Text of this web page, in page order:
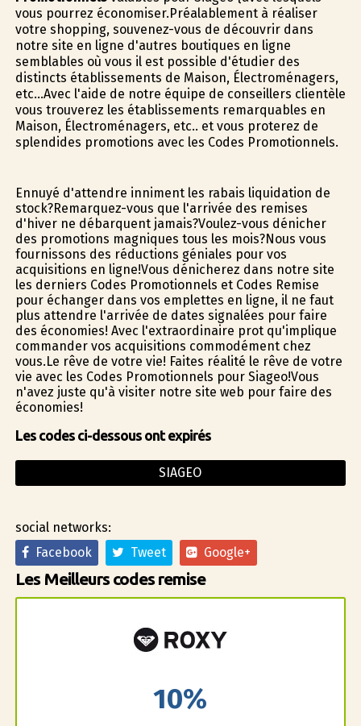
vous pourrez économiser.Préalablement à réaliser
votre shopping, souvenez-vous de découvrir dans
notre site en ligne d'autres boutiques en ligne
semblables où vous il est possible d'étudier des
distincts établissements de Maison, Électroménagers,
etc...Avec l'aide de notre équipe de conseillers clientèle
vous trouverez les établissements remarquables en
Maison, Électroménagers, etc.. et vous profiterez de
splendides promotions avec les Codes Promotionnels.
Ennuyé d'attendre infiniment les rabais liquidation de
stock?Remarquez-vous que l'arrivée des remises
d'hiver ne débarquent jamais?Voulez-vous dénicher
des promotions magnifiques tous les mois?Nous vous
fournissons des réductions géniales pour vos
acquisitions en ligne!Vous dénicherez dans notre site
les derniers Codes Promotionnels et Codes Remise
pour échanger dans vos emplettes en ligne, il ne faut
plus attendre l'arrivée de dates signalées pour faire
des économies! Avec l'extraordinaire profit qu'implique
commander vos acquisitions commodément chez
vous.Le rêve de votre vie! Faites réalité le rêve de votre
vie avec les Codes Promotionnels pour Siageo!Vous
n'avez juste qu'à visiter notre site web pour faire des
économies!
Les codes ci-dessous ont expirés
SIAGEO
social networks:
Facebook
Tweet Google+
Les Meilleurs codes remise
10%